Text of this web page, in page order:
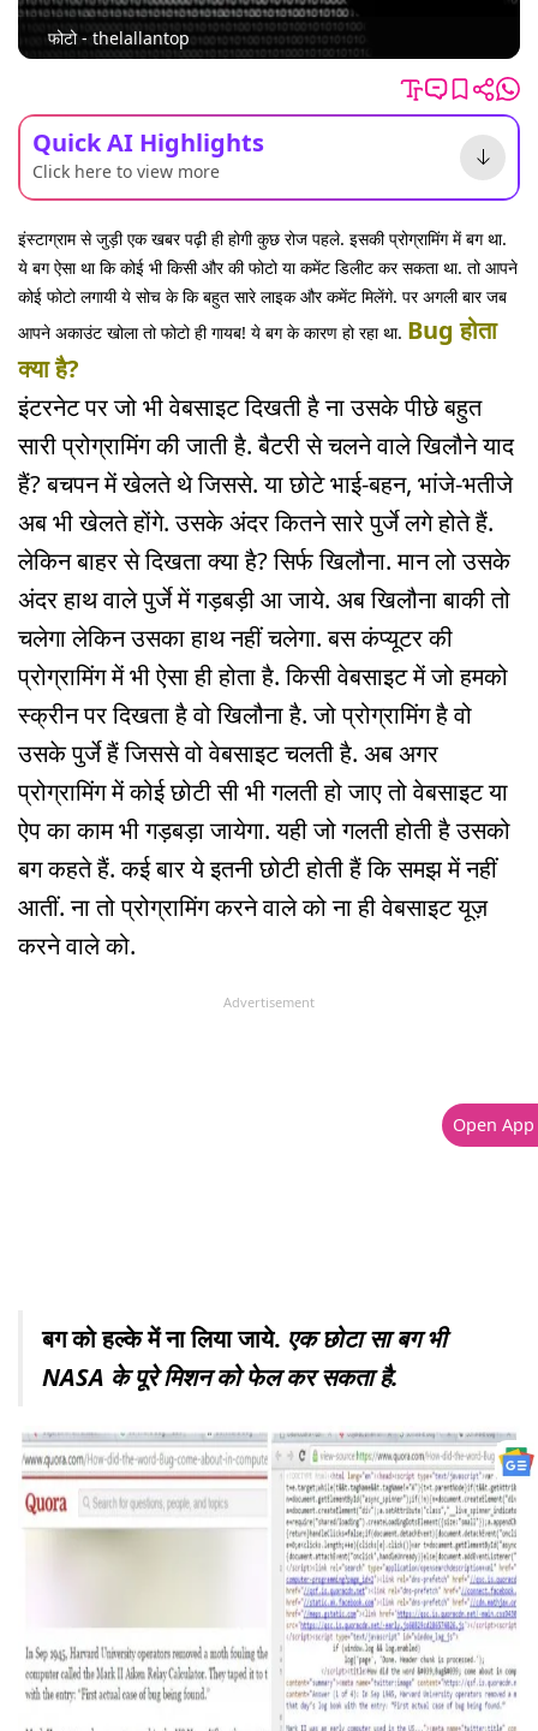
फोटो - thelallantop
Quick AI Highlights
Click here to view more
इंस्टाग्राम से जुड़ी एक खबर पढ़ी ही होगी कुछ रोज पहले. इसकी प्रोग्रामिंग में बग था.
ये बग ऐसा था कि कोई भी किसी और की फोटो या कमेंट डिलीट कर सकता था. तो आपने
कोई फोटो लगायी ये सोच के कि बहुत सारे लाइक और कमेंट मिलेंगे. पर अगली बार जब
आपने अकाउंट खोला तो फोटो ही गायब! ये बग के कारण हो रहा था. Bug होता
क्या है?
इंटरनेट पर जो भी वेबसाइट दिखती है ना उसके पीछे बहुत
सारी प्रोग्रामिंग की जाती है. बैटरी से चलने वाले खिलौने याद
हैं? बचपन में खेलते थे जिससे. या छोटे भाई-बहन, भांजे-भतीजे
अब भी खेलते होंगे. उसके अंदर कितने सारे पुर्जे लगे होते हैं.
लेकिन बाहर से दिखता क्या है? सिर्फ खिलौना. मान लो उसके
अंदर हाथ वाले पुर्जे में गड़बड़ी आ जाये. अब खिलौना बाकी तो
चलेगा लेकिन उसका हाथ नहीं चलेगा. बस कंप्यूटर की
प्रोग्रामिंग में भी ऐसा ही होता है. किसी वेबसाइट में जो हमको
स्क्रीन पर दिखता है वो खिलौना है. जो प्रोग्रामिंग है वो
उसके पुर्जे हैं जिससे वो वेबसाइट चलती है. अब अगर
प्रोग्रामिंग में कोई छोटी सी भी गलती हो जाए तो वेबसाइट या
ऐप का काम भी गड़बड़ा जायेगा. यही जो गलती होती है उसको
बग कहते हैं. कई बार ये इतनी छोटी होती हैं कि समझ में नहीं
आतीं. ना तो प्रोग्रामिंग करने वाले को ना ही वेबसाइट यूज़
करने वाले को.
Advertisement
बग को हल्के में ना लिया जाये. एक छोटा सा बग भी
NASA के पूरे मिशन को फेल कर सकता है.
Open App